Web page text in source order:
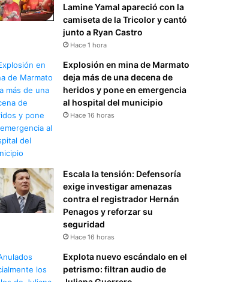
Lamine Yamal apareció con la
camiseta de la Tricolor y cantó
junto a Ryan Castro
Hace 1 hora
Explosión en mina de Marmato
deja más de una decena de
heridos y pone en emergencia
al hospital del municipio
Hace 16 horas
Escala la tensión: Defensoría
exige investigar amenazas
contra el registrador Hernán
Penagos y reforzar su
seguridad
Hace 16 horas
Explota nuevo escándalo en el
petrismo: filtran audio de